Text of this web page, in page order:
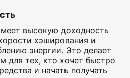
высокую доходность
хэширования и
энергии. Это делает
для тех, кто хочет быстро
и начать получать